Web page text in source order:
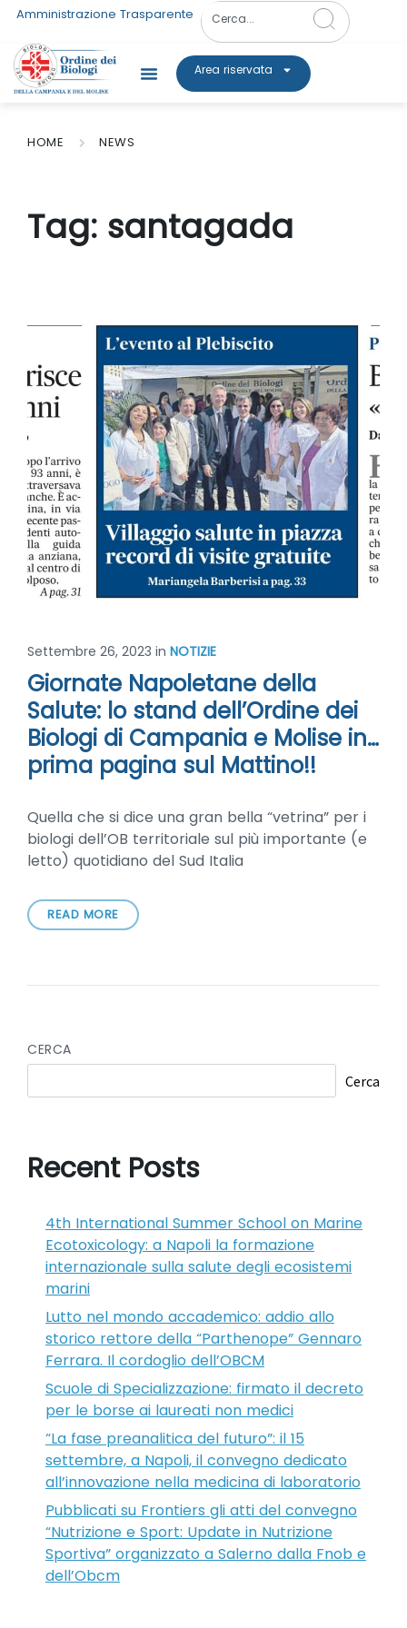
Amministrazione Trasparente
Area riservata
HOME NEWS
Tag: santagada
Settembre 26, 2023 in NOTIZIE
Giornate Napoletane della
Salute: lo stand dell’Ordine dei
Biologi di Campania e Molise in…
prima pagina sul Mattino!!
Quella che si dice una gran bella “vetrina” per i
biologi dell’OB territoriale sul più importante (e
letto) quotidiano del Sud Italia
READ MORE
CERCA
Cerca
Recent Posts
4th International Summer School on Marine
Ecotoxicology: a Napoli la formazione
internazionale sulla salute degli ecosistemi
marini
Lutto nel mondo accademico: addio allo
storico rettore della “Parthenope” Gennaro
Ferrara. Il cordoglio dell’OBCM
Scuole di Specializzazione: firmato il decreto
per le borse ai laureati non medici
“La fase preanalitica del futuro”: il 15
settembre, a Napoli, il convegno dedicato
all’innovazione nella medicina di laboratorio
Pubblicati su Frontiers gli atti del convegno
“Nutrizione e Sport: Update in Nutrizione
Sportiva” organizzato a Salerno dalla Fnob e
dell’Obcm